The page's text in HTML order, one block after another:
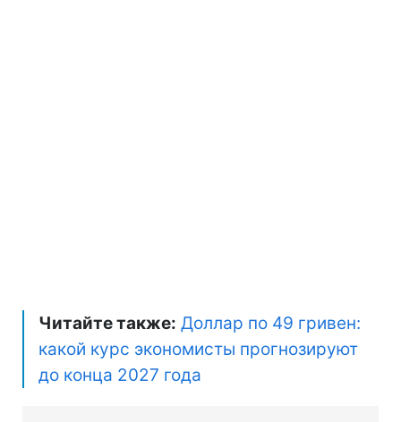
Читайте также: Доллар по 49 гривен:
какой курс экономисты прогнозируют
до конца 2027 года